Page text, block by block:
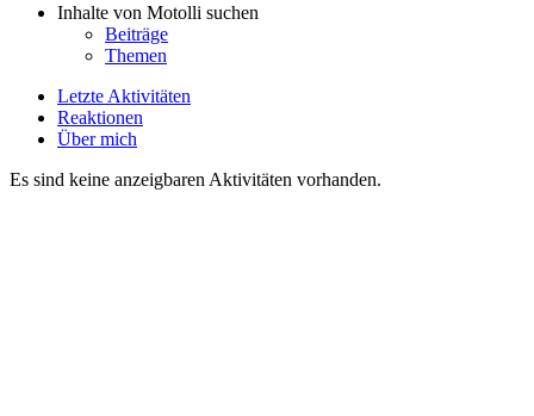
Inhalte von Motolli suchen
Beiträge
Themen
Letzte Aktivitäten
Reaktionen
Über mich
Es sind keine anzeigbaren Aktivitäten vorhanden.